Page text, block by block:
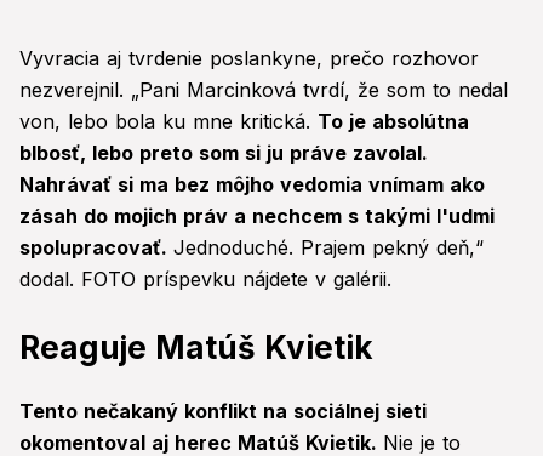
Vyvracia aj tvrdenie poslankyne, prečo rozhovor
nezverejnil. „Pani Marcinková tvrdí, že som to nedal
von, lebo bola ku mne kritická. To je absolútna
blbosť, lebo preto som si ju práve zavolal.
Nahrávať si ma bez môjho vedomia vnímam ako
zásah do mojich práv a nechcem s takými l'udmi
spolupracovať. Jednoduché. Prajem pekný deň,“
dodal. FOTO príspevku nájdete v galérii.
Reaguje Matúš Kvietik
Tento nečakaný konflikt na sociálnej sieti
okomentoval aj herec Matúš Kvietik. Nie je to